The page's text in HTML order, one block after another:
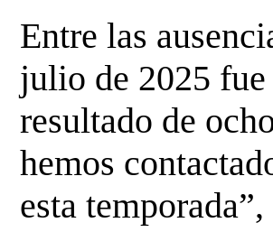
Entre las
julio de 2025
resultado de
hemos
esta